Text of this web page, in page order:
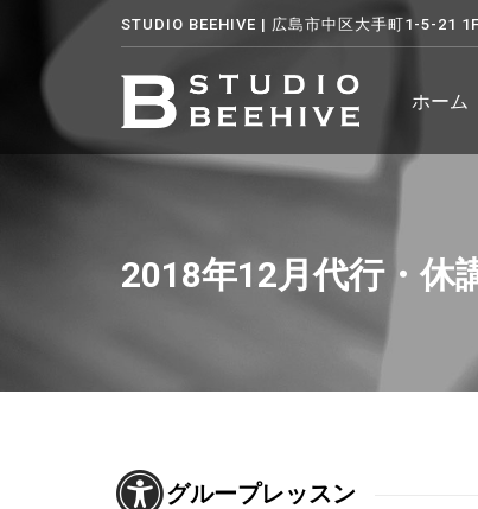
STUDIO BEEHIVE | 広島市中区大手町1-5-21
ホーム
2018年12月代行・休
グループレッスン